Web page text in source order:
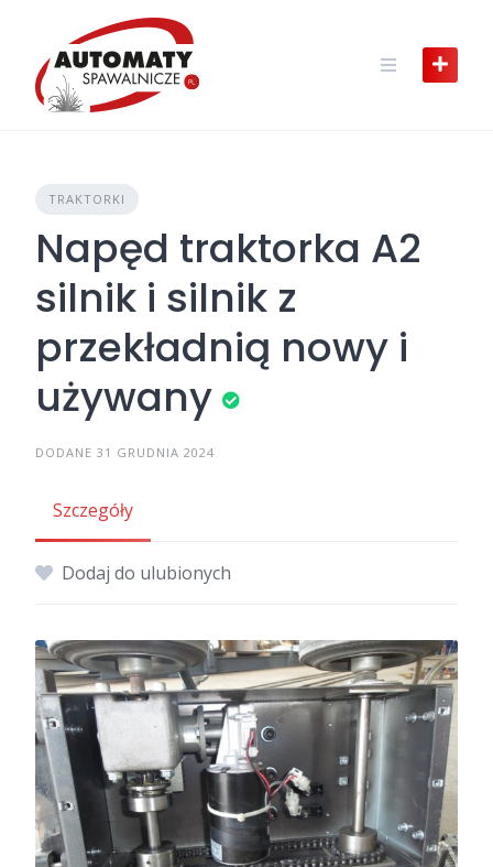
content
TRAKTORKI
Napęd traktorka A2
silnik i silnik z
przekładnią nowy i
używany
DODANE 31 GRUDNIA 2024
Szczegóły
Dodaj do ulubionych